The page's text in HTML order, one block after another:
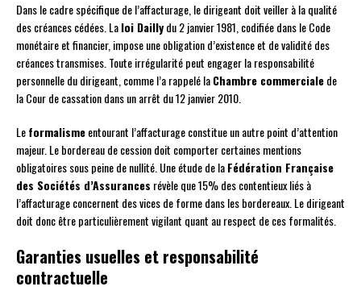
Dans le cadre spécifique de l’affacturage, le dirigeant doit veiller à la qualité
des créances cédées. Laloi Daillydu 2 janvier 1981, codifiée dans le Code
monétaire et financier, impose une obligation d’existence et de validité des
créances transmises. Toute irrégularité peut engager la responsabilité
personnelle du dirigeant, comme l’a rappelé laChambre commercialede
la Cour de cassation dans un arrêt du 12 janvier 2010.
Leformalismeentourant l’affacturage constitue un autre point d’attention
majeur. Le bordereau de cession doit comporter certaines mentions
obligatoires sous peine de nullité. Une étude de laFédération Française
des Sociétés d’Assurances révèle que 15% des contentieux liés à
l’affacturage concernent des vices de forme dans les bordereaux. Le dirigeant
doit donc être particulièrement vigilant quant au respect de ces formalités.
Garanties usuelles et responsabilité
contractuelle